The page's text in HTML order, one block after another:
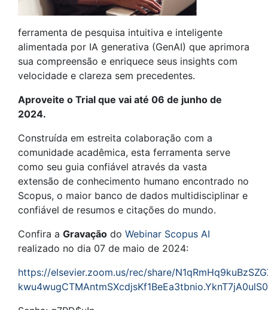
ferramenta de pesquisa intuitiva e inteligente
alimentada por IA generativa (GenAI) que aprimora
sua compreensão e enriquece seus insights com
velocidade e clareza sem precedentes.
Aproveite o Trial que vai até 06 de junho de
2024.
Construída em estreita colaboração com a
comunidade acadêmica, esta ferramenta serve
como seu guia confiável através da vasta
extensão de conhecimento humano encontrado no
Scopus, o maior banco de dados multidisciplinar e
confiável de resumos e citações do mundo.
Confira a Gravação do Webinar Scopus AI
realizado no dia 07 de maio de 2024:
https://elsevier.zoom.us/rec/share/